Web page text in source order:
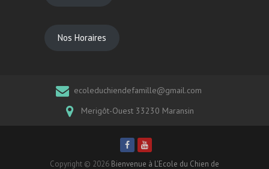
Nos Horaires
ecoleduchiendefamille@gmail.com
Merigôt-Ouest 33230 Maransin
Copyright © 2026 Bienvenue à L'Ecole du Chien de